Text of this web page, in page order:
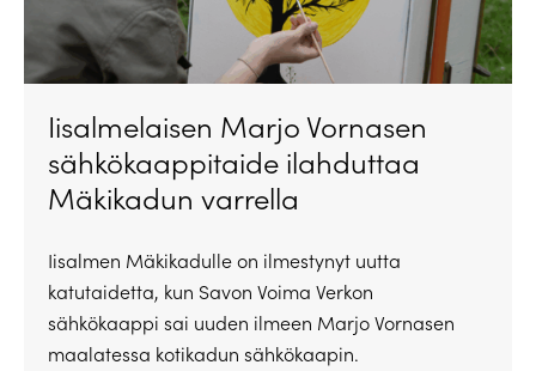
Iisalmelaisen Marjo Vornasen
sähkökaappitaide ilahduttaa
Mäkikadun varrella
Iisalmen Mäkikadulle on ilmestynyt uutta
katutaidetta, kun Savon Voima Verkon
sähkökaappi sai uuden ilmeen Marjo Vornasen
maalatessa kotikadun sähkökaapin.